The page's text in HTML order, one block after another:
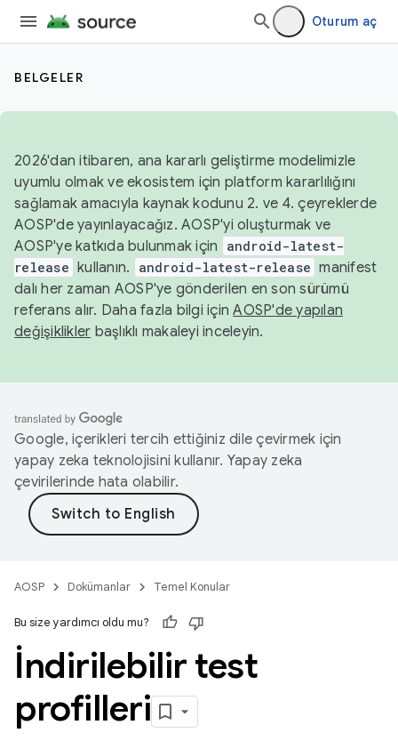
Oturum aç
BELGELER
2026'dan itibaren, ana kararlı geliştirme modelimizle
uyumlu olmak ve ekosistem için platform kararlılığını
sağlamak amacıyla kaynak kodunu 2. ve 4. çeyreklerde
AOSP'de yayınlayacağız. AOSP'yi oluşturmak ve
AOSP'ye katkıda bulunmak için
android-latest-
release kullanın. android-latest-release manifest
dalı her zaman AOSP'ye gönderilen en son sürümü
referans alır. Daha fazla bilgi içinAOSP'de yapılan
değişiklikler başlıklı makaleyi inceleyin.
Google, içerikleri tercih ettiğiniz dile çevirmek için
yapay zeka teknolojisini kullanır. Yapay zeka
çevirilerinde hata olabilir.
AOSP Dokümanlar Temel Konular
Bu size yardımcı oldu mu?
İndirilebilir test
profilleri